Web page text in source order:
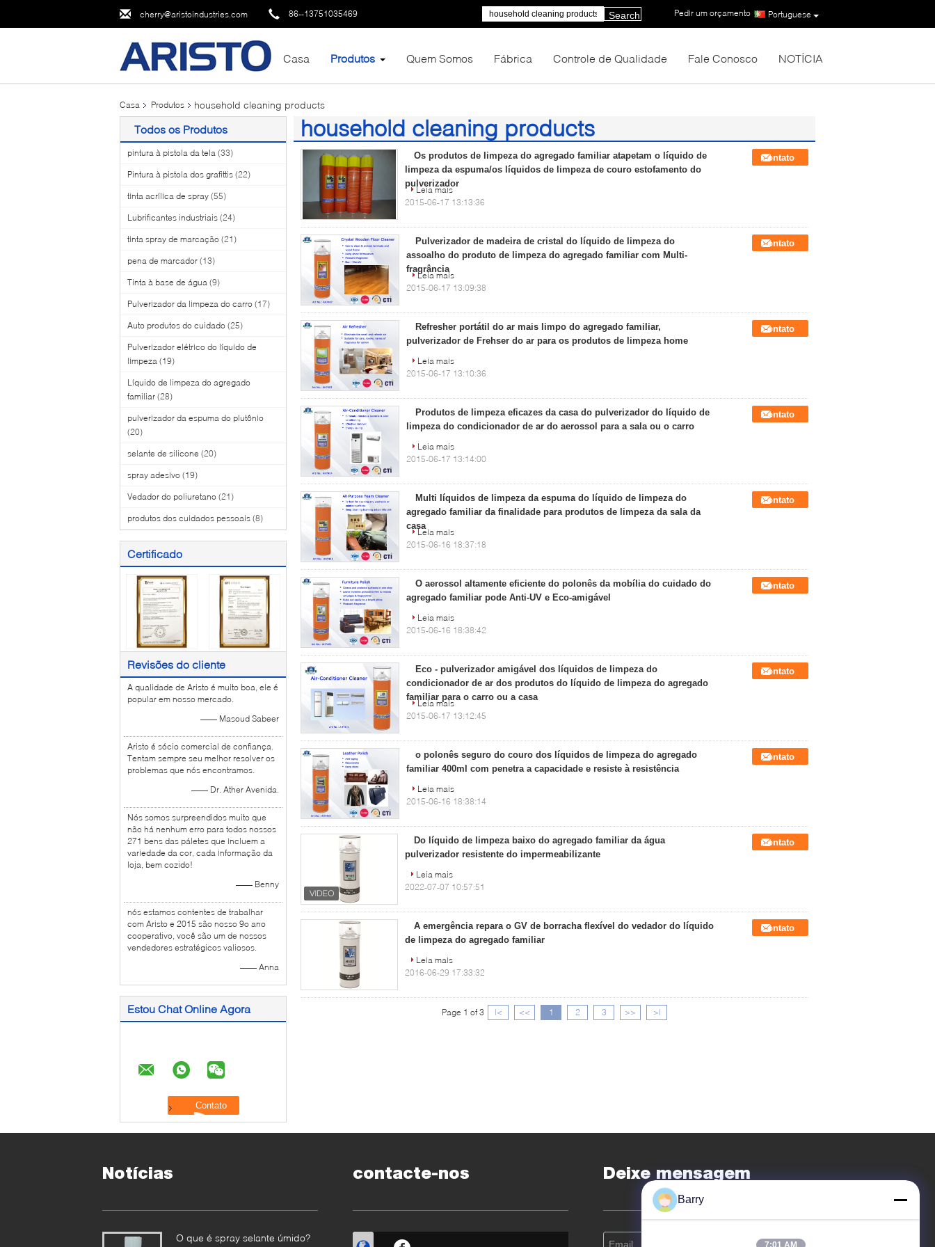
cherry@aristoindustries.com 86--13751035469 Portuguese
Pedir um orçamento |
Search
Casa Produtos Quem Somos Fábrica Controle de Qualidade Fale Conosco NOTÍCIA
Casa Produtos household cleaning products
Todos os Produtos
pintura à pistola da tela (33)
Pintura à pistola dos grafittis (22)
tinta acrílica de spray (55)
Lubrificantes industriais (24)
tinta spray de marcação (21)
pena de marcador (13)
Tinta à base de água (9)
Pulverizador da limpeza do carro (17)
Auto produtos do cuidado (25)
Pulverizador elétrico do líquido de
limpeza (19)
Líquido de limpeza do agregado
familiar (28)
pulverizador da espuma do plutônio
(20)
selante de silicone (20)
spray adesivo (19)
Vedador do poliuretano (21)
produtos dos cuidados pessoais (8)
Certificado
Revisões do cliente
A qualidade de Aristo é muito boa, ele é
popular em nosso mercado.
—— Masoud Sabeer
Aristo é sócio comercial de confiança.
Tentam sempre seu melhor resolver os
problemas que nós encontramos.
—— Dr. Ather Avenida.
Nós somos surpreendidos muito que
não há nenhum erro para todos nossos
271 bens das páletes que incluem a
variedade da cor, cada informação da
loja, bem cozido!
—— Benny
nós estamos contentes de trabalhar
com Aristo e 2015 são nosso 9o ano
cooperativo, você são um de nossos
vendedores estratégicos valiosos.
—— Anna
Estou Chat Online Agora
household cleaning products
(24)
Os produtos de limpeza do agregado familiar atapetam o líquido de
limpeza da espuma/os líquidos de limpeza de couro estofamento do
pulverizador
Contato
Leia mais
2015-06-17 13:13:36
Pulverizador de madeira de cristal do líquido de limpeza do
assoalho do produto de limpeza do agregado familiar com Multi-
fragrância
Contato
Leia mais
2015-06-17 13:09:38
Refresher portátil do ar mais limpo do agregado familiar,
pulverizador de Frehser do ar para os produtos de limpeza home
Contato
Leia mais
2015-06-17 13:10:36
Produtos de limpeza eficazes da casa do pulverizador do líquido de
limpeza do condicionador de ar do aerossol para a sala ou o carro
Contato
Leia mais
2015-06-17 13:14:00
Multi líquidos de limpeza da espuma do líquido de limpeza do
agregado familiar da finalidade para produtos de limpeza da sala da
casa
Contato
Leia mais
2015-06-16 18:37:18
O aerossol altamente eficiente do polonês da mobília do cuidado do
agregado familiar pode Anti-UV e Eco-amigável
Contato
Leia mais
2015-06-16 18:38:42
Eco - pulverizador amigável dos líquidos de limpeza do
condicionador de ar dos produtos do líquido de limpeza do agregado
familiar para o carro ou a casa
Contato
Leia mais
2015-06-17 13:12:45
o polonês seguro do couro dos líquidos de limpeza do agregado
familiar 400ml com penetra a capacidade e resiste à resistência
Contato
Leia mais
2015-06-16 18:38:14
Do líquido de limpeza baixo do agregado familiar da água
pulverizador resistente do impermeabilizante
Contato
Leia mais
2022-07-07 10:57:51
A emergência repara o GV de borracha flexível do vedador do líquido
de limpeza do agregado familiar
Contato
Leia mais
2016-06-29 17:33:32
Page 1 of 3 |< << 1 2 3 >> >|
Notícias
O que é spray selante úmido?
contacte-nos Deixe mensagem
Barry
7:01 AM